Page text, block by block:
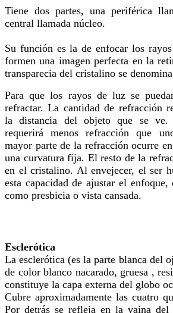
Tiene dos partes, una periférica
central llamada núcleo.
Su función es la de enfocar los
formen una imagen perfecta en la
transparecia del cristalino se
Para que los rayos de luz se
refractar. La cantidad de refracción
la distancia del objeto que se ve.
requerirá menos refracción que
mayor parte de la refracción ocurre
una curvatura fija. El resto de la
en el cristalino. Al envejecer, el ser
esta capacidad de ajustar el
como presbicia o vista cansada.
Esclerótica
La esclerótica (es la parte blanca del
de color blanco nacarado, gruesa ,
constituye la capa externa del globo
Cubre aproximadamente las cuatro
Por detrás se refleja en la vaina